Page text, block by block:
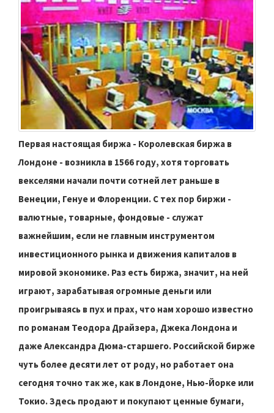
Первая настоящая биржа - Королевская биржа в
Лондоне - возникла в 1566 году, хотя торговать
векселями начали почти сотней лет раньше в
Венеции, Генуе и Флоренции. С тех пор биржи -
валютные, товарные, фондовые - служат
важнейшим, если не главным инструментом
инвестиционного рынка и движения капиталов в
мировой экономике. Раз есть биржа, значит, на ней
играют, зарабатывая огромные деньги или
проигрываясь в пух и прах, что нам хорошо известно
по романам Теодора Драйзера, Джека Лондона и
даже Александра Дюма-старшего. Российской бирже
чуть более десяти лет от роду, но работает она
сегодня точно так же, как в Лондоне, Нью-Йорке или
Токио. Здесь продают и покупают ценные бумаги,